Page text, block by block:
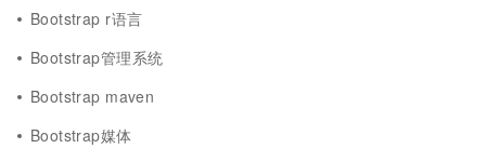
Bootstrap r语言
Bootstrap管理系统
Bootstrap maven
Bootstrap媒体